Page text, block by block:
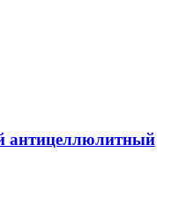
антицеллюлитный